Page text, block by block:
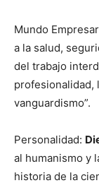
Mundo
a la salud,
del trabajo
profesionalidad,
vanguardismo”.
Personalidad:
al humanismo y
historia de la